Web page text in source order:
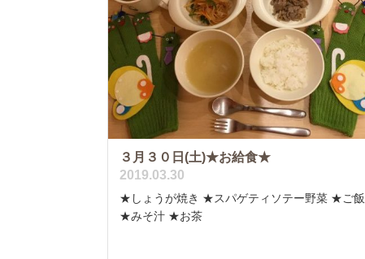
３月３０日(土)★お給食★
2019.03.30
★しょうが焼き ★スパゲティソテー野菜 ★ご飯
★みそ汁 ★お茶